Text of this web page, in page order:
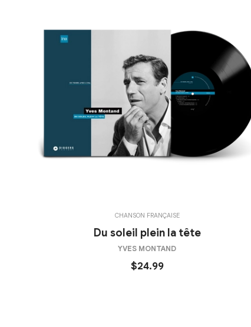
CHANSON FRANÇAISE
Du soleil plein la tête
YVES MONTAND
$24.99